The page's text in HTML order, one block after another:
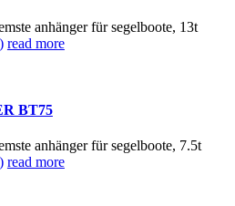
anhänger für segelboote, 13t
read more
BT75
anhänger für segelboote, 7.5t
read more